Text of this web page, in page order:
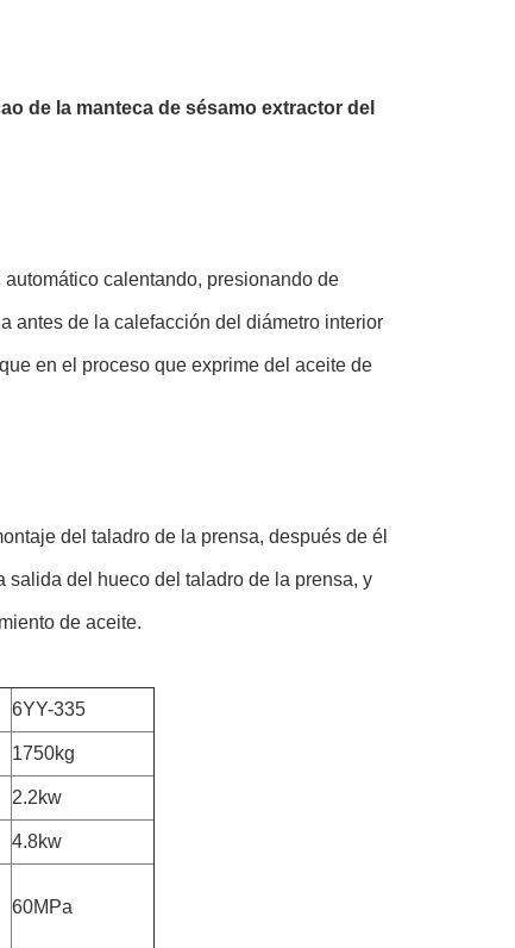
de la manteca de sésamo extractor del
calentando, presionando de
antes de la calefacción del diámetro interior
en el proceso que exprime del aceite de
del taladro de la prensa, después de él
del hueco del taladro de la prensa, y
de aceite.
6YY-335
1750kg
2.2kw
4.8kw
60MPa